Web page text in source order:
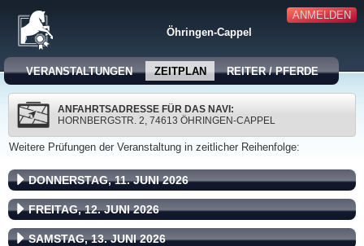
ANMELDEN
Öhringen-Cappel
VERANSTALTUNGEN ZEITPLAN REITER / PFERDE
ANFAHRTSADRESSE FÜR DAS NAVI:
HORNBERGSTR. 2, 74613 ÖHRINGEN-CAPPEL
Weitere Prüfungen der Veranstaltung in zeitlicher Reihenfolge:
DONNERSTAG, 11. JUNI 2026
FREITAG, 12. JUNI 2026
SAMSTAG, 13. JUNI 2026